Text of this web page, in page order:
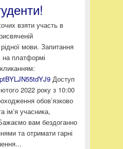
взяти участь в
мови. Запитання
на платформі
Доступ
2022 року з 10:00
обов’язково
ім’я учасника,
вам бездоганно
та отримати гарні